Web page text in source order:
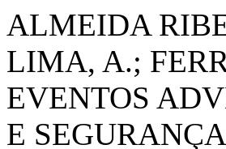
ALMEIDA
LIMA, A.;
EVENTOS
E